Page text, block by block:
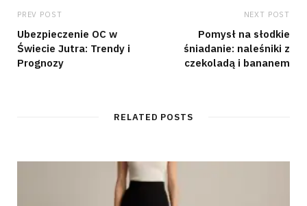
PREV POST
Ubezpieczenie OC w
Świecie Jutra: Trendy i
Prognozy
NEXT POST
Pomysł na słodkie
śniadanie: naleśniki z
czekoladą i bananem
RELATED POSTS